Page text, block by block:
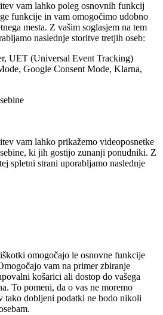
vam lahko poleg osnovnih funkcij
funkcije in vam omogočimo udobno
mesta. Z vašim soglasjem na tem
naslednje storitve tretjih oseb:
UET (Universal Event Tracking)
Google Consent Mode, Klarna,
vam lahko prikažemo videoposnetke
ki jih gostijo zunanji ponudniki. Z
spletni strani uporabljamo naslednje
omogočajo le osnovne funkcije
vam na primer zbiranje
košarici ali dostop do vašega
To pomeni, da o vas ne moremo
tako dobljeni podatki ne bodo nikoli